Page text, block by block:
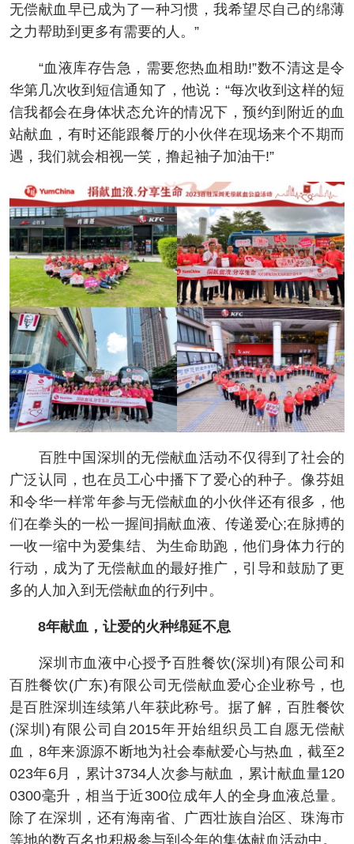
无偿献血早已成为了一种习惯，我希望尽自己的绵薄
之力帮助到更多有需要的人。”
“血液库存告急，需要您热血相助!”数不清这是令
华第几次收到短信通知了，他说：“每次收到这样的短
信我都会在身体状态允许的情况下，预约到附近的血
站献血，有时还能跟餐厅的小伙伴在现场来个不期而
遇，我们就会相视一笑，撸起袖子加油干!”
百胜中国深圳的无偿献血活动不仅得到了社会的
广泛认同，也在员工心中播下了爱心的种子。像芬姐
和令华一样常年参与无偿献血的小伙伴还有很多，他
们在拳头的一松一握间捐献血液、传递爱心;在脉搏的
一收一缩中为爱集结、为生命助跑，他们身体力行的
行动，成为了无偿献血的最好推广，引导和鼓励了更
多的人加入到无偿献血的行列中。
8年献血，让爱的火种绵延不息
深圳市血液中心授予百胜餐饮(深圳)有限公司和
百胜餐饮(广东)有限公司无偿献血爱心企业称号，也
是百胜深圳连续第八年获此称号。据了解，百胜餐饮
(深圳)有限公司自2015年开始组织员工自愿无偿献
血，8年来源源不断地为社会奉献爱心与热血，截至2
023年6月，累计3734人次参与献血，累计献血量120
0300毫升，相当于近300位成年人的全身血液总量。
除了在深圳，还有海南省、广西壮族自治区、珠海市
等地的数百名也积极参与到今年的集体献血活动中。